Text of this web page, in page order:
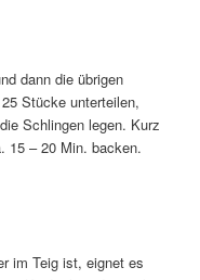
dann die übrigen
Stücke unterteilen,
Schlingen legen. Kurz
15 – 20 Min. backen.
im Teig ist, eignet es